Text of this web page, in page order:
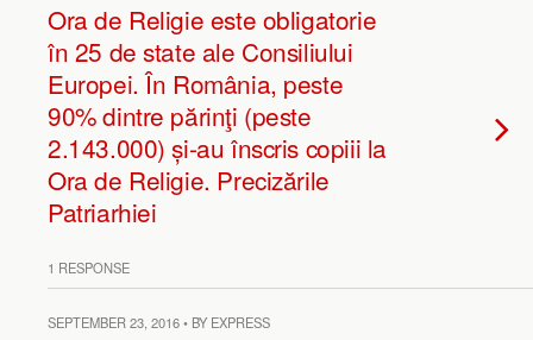
Ora de Religie este obligatorie
în 25 de state ale Consiliului
Europei. În România, peste
90% dintre părinţi (peste
2.143.000) și-au înscris copiii la
Ora de Religie. Precizările
Patriarhiei
1 RESPONSE
SEPTEMBER 23, 2016 • BY EXPRESS